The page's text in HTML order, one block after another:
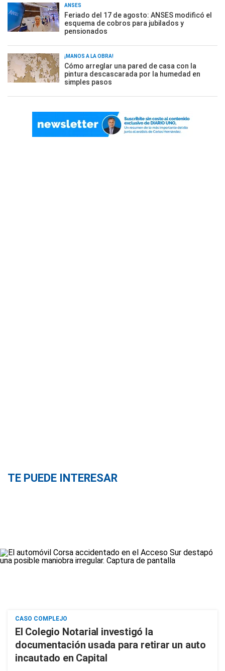
ANSES
Feriado del 17 de agosto: ANSES modificó el
esquema de cobros para jubilados y
pensionados
¡MANOS A LA OBRA!
Cómo arreglar una pared de casa con la
pintura descascarada por la humedad en
simples pasos
TE PUEDE INTERESAR
CASO COMPLEJO
El Colegio Notarial investigó la
documentación usada para retirar un auto
incautado en Capital